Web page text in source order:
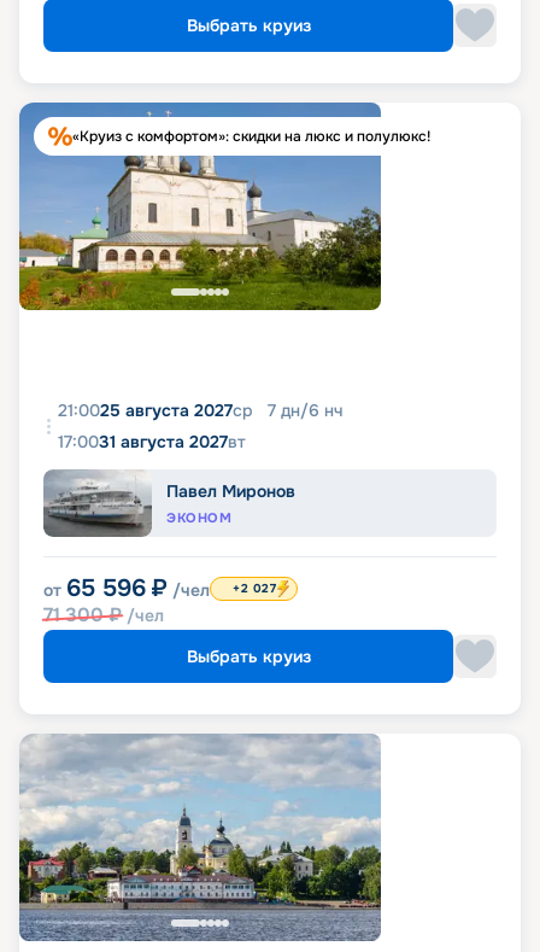
Выбрать круиз
«Круиз с комфортом»: скидки на люкс и полулюкс!
21:0025 августа 2027ср 7 дн/6 нч
17:0031 августа 2027вт
Павел Миронов
ЭКОНОМ
от 65 596 ₽ /чел
71 300₽ /чел
+2 027
Выбрать круиз